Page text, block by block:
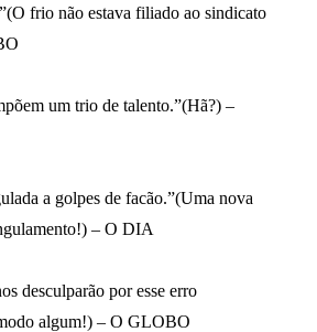
frio não estava filiado ao sindicato
um trio de talento.”(Hã?) –
a golpes de facão.”(Uma nova
– O DIA
desculparão por esse erro
algum!) – O GLOBO